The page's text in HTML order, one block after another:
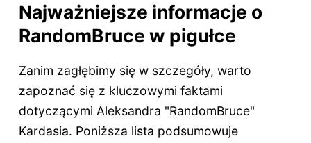
Najważniejsze informacje o
RandomBruce w pigułce
Zanim zagłębimy się w szczegóły, warto
zapoznać się z kluczowymi faktami
dotyczącymi Aleksandra "RandomBruce"
Kardasia. Poniższa lista podsumowuje